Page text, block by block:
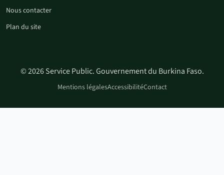
Nous contacter
Plan du site
© 2026 Service Public. Gouvernement du Burkina Faso.
Mentions légalesAccessibilitéContact